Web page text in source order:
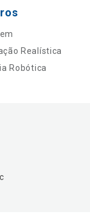
Realística
Robótica